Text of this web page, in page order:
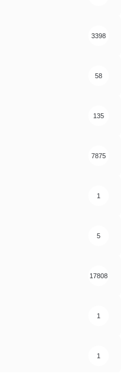
3398
58
135
7875
1
5
17808
1
1